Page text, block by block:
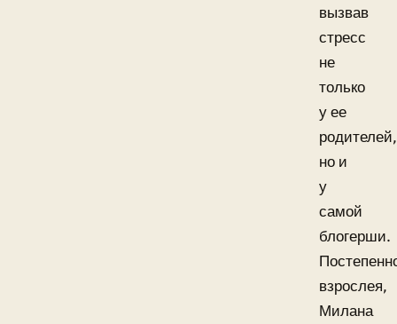
вызвав
стресс
не
только
у ее
родителей,
но и
у
самой
блогерши.
взрослея,
Милана